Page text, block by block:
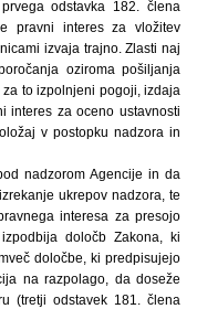
odstavka 182. člena
pravni interes za vložitev
izvaja trajno. Zlasti naj
oziroma pošiljanja
to izpolnjeni pogoji, izdaja
interes za oceno ustavnosti
v postopku nadzora in
nadzorom Agencije in da
ukrepov nadzora, te
interesa za presojo
določb Zakona, ki
določbe, ki predpisujejo
na razpolago, da doseže
(tretji odstavek 181. člena